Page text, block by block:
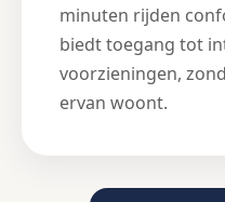
minuten rijden
biedt toegang tot
voorzieningen,
ervan woont.